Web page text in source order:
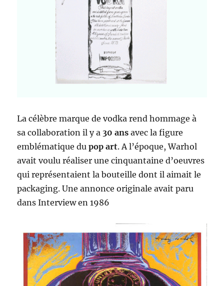
La célèbre marque de vodka rend hommage à
sa collaboration il y a 30 ans avec la figure
emblématique dupop art. A l’époque, Warhol
avait voulu réaliser une cinquantaine d’oeuvres
qui représentaient la bouteille dont il aimait le
packaging. Une annonce originale avait paru
dans Interview en 1986